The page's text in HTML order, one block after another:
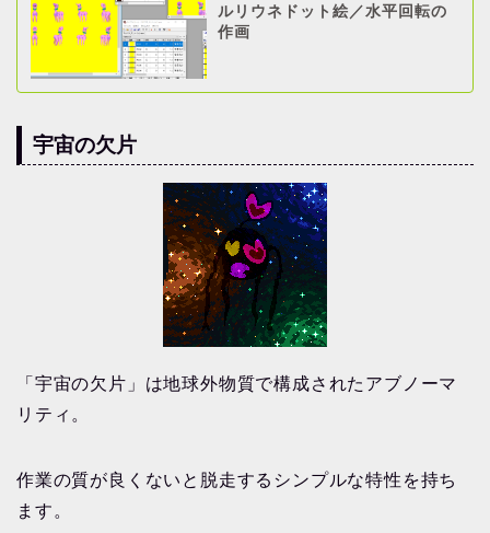
ルリウネドット絵／水平回転の
作画
宇宙の欠片
「宇宙の欠片」は地球外物質で構成されたアブノーマ
リティ。
作業の質が良くないと脱走するシンプルな特性を持ち
ます。